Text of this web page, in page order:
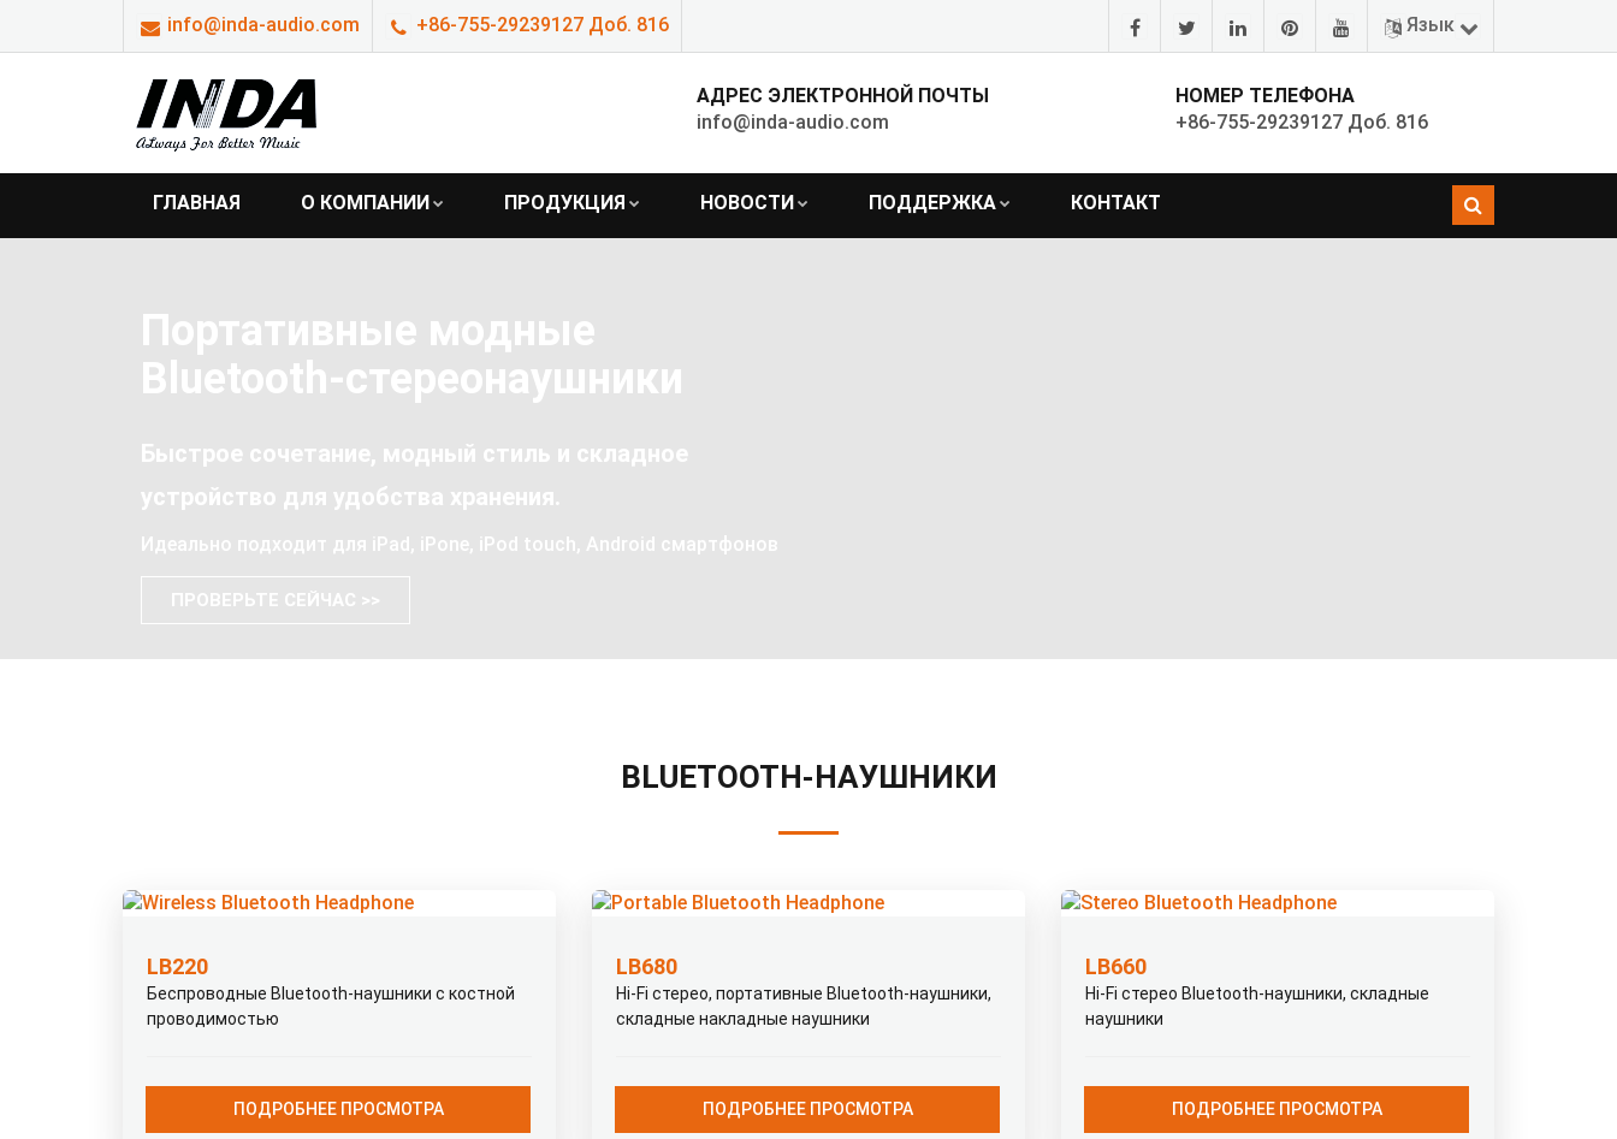
info@inda-audio.com +86-755-29239127 Доб. 816 Язык
АДРЕС ЭЛЕКТРОННОЙ ПОЧТЫ
info@inda-audio.com
НОМЕР ТЕЛЕФОНА
+86-755-29239127 Доб. 816
ГЛАВНАЯ О КОМПАНИИ ПРОДУКЦИЯ НОВОСТИ ПОДДЕРЖКА КОНТАКТ
Портативные модные
Bluetooth-стереонаушники
Быстрое сочетание, модный стиль и складное
устройство для удобства хранения.
Идеально подходит для iPad, iPone, iPod touch, Android смартфонов
ПРОВЕРЬТЕ СЕЙЧАС >>
BLUETOOTH-НАУШНИКИ
LB220
Беспроводные Bluetooth-наушники с костной
проводимостью
ПОДРОБНЕЕ ПРОСМОТРА
LB680
Hi-Fi стерео, портативные Bluetooth-наушники,
складные накладные наушники
ПОДРОБНЕЕ ПРОСМОТРА
LB660
Hi-Fi стерео Bluetooth-наушники, складные
наушники
ПОДРОБНЕЕ ПРОСМОТРА